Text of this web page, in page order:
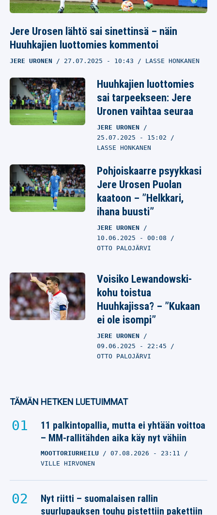
Jere Urosen lähtö sai sinettinsä – näin
Huuhkajien luottomies kommentoi
JERE URONEN 27.07.2025 - 10:43 LASSE HONKANEN
Huuhkajien luottomies
sai tarpeekseen: Jere
Uronen vaihtaa seuraa
JERE URONEN
25.07.2025 - 15:02
LASSE HONKANEN
Pohjoiskaarre psyykkasi
Jere Urosen Puolan
kaatoon – ”Helkkari,
ihana buusti”
JERE URONEN
10.06.2025 - 00:08
OTTO PALOJÄRVI
Voisiko Lewandowski-
kohu toistua
Huuhkajissa? – ”Kukaan
ei ole isompi”
JERE URONEN
09.06.2025 - 22:45
OTTO PALOJÄRVI
TÄMÄN HETKEN LUETUIMMAT
11 palkintopallia, mutta ei yhtään voittoa
– MM-rallitähden aika käy nyt vähiin
MOOTTORIURHEILU 07.08.2026 - 23:11
VILLE HIRVONEN
Nyt riitti – suomalaisen rallin
suurlupauksen touhu pistettiin pakettiin